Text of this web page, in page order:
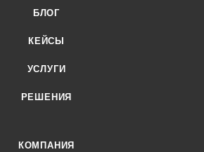
БЛОГ
КЕЙСЫ
УСЛУГИ
РЕШЕНИЯ
КОМПАНИЯ